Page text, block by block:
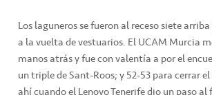
Los laguneros se fueron al receso siete
a la vuelta de vestuarios. El UCAM Murcia
manos atrás y fue con valentía a por el
un triple de Sant-Roos; y 52-53 para cerrar
ahí cuando el Lenovo Tenerife dio un paso al